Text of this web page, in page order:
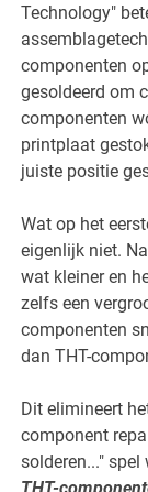
Technology"
componenten
gesoldeerd om
componenten
printplaat
juiste positie
Wat op het
eigenlijk niet.
wat kleiner en
zelfs een
componenten
dan THT-
Dit elimineert
component
solderen..."
THT-